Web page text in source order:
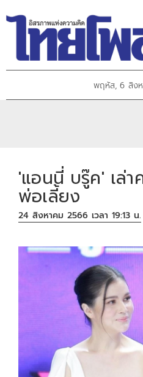
พฤหัส, 6 สิง
'แอนนี่ บรู๊ค' เล่า
พ่อเลี้ยง
24 สิงหาคม 2566 เวลา 19:13 น.